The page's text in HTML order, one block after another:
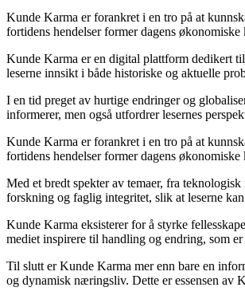
Kunde Karma er forankret i en tro på at
fortidens hendelser former dagens
Kunde Karma er en digital plattform dedikert
leserne innsikt i både historiske og aktuelle
I en tid preget av hurtige endringer og
informerer, men også utfordrer lesernes
Kunde Karma er forankret i en tro på at
fortidens hendelser former dagens
Med et bredt spekter av temaer, fra
forskning og faglig integritet, slik at leserne
Kunde Karma eksisterer for å styrke
mediet inspirere til handling og endring, som
Til slutt er Kunde Karma mer enn bare en
og dynamisk næringsliv. Dette er essensen av